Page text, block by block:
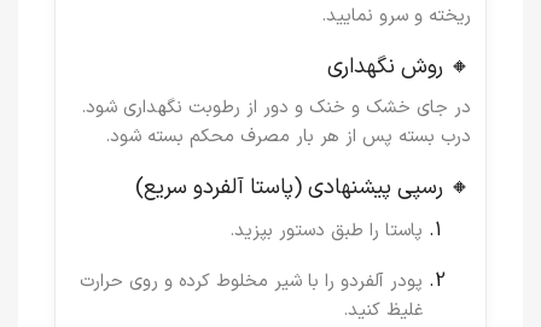
ریخته و سرو نمایید.
🔸 روش نگهداری
در جای خشک و خنک و دور از رطوبت نگهداری شود.
درب بسته پس از هر بار مصرف محکم بسته شود.
🔸 رسپی پیشنهادی (پاستا آلفردو سریع)
پاستا را طبق دستور بپزید.
پودر آلفردو را با شیر مخلوط کرده و روی حرارت
غلیظ کنید.